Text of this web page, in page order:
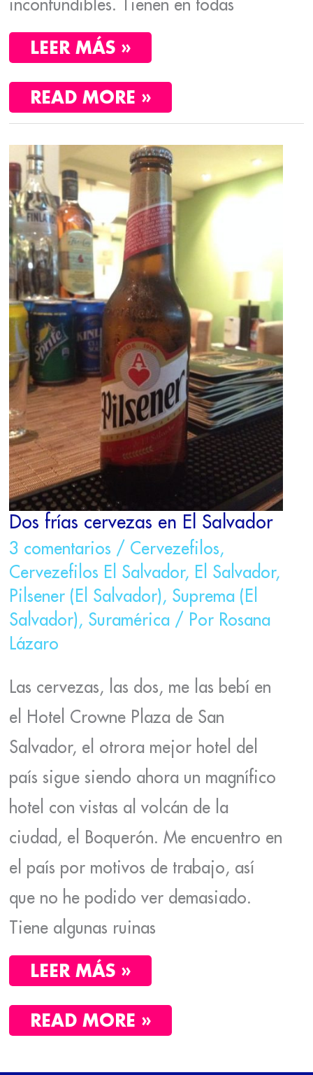
LEER MÁS »
READ MORE »
Dos frías cervezas en El Salvador
3 comentarios / Cervezefilos,
Cervezefilos El Salvador, El Salvador,
Pilsener (El Salvador), Suprema (El
Salvador), Suramérica/ Por Rosana
Lázaro
Las cervezas, las dos, me las bebí en
el Hotel Crowne Plaza de San
Salvador, el otrora mejor hotel del
país sigue siendo ahora un magnífico
hotel con vistas al volcán de la
ciudad, el Boquerón. Me encuentro en
el país por motivos de trabajo, así
que no he podido ver demasiado.
Tiene algunas ruinas
LEER MÁS »
DOS
FRÍAS
CERVEZAS
EN
EL
SALVADOR
READ MORE »